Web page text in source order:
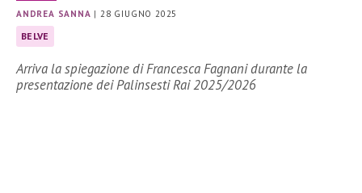
ANDREA SANNA |28 GIUGNO 2025
BELVE
Arriva la spiegazione di Francesca Fagnani durante la
presentazione dei Palinsesti Rai 2025/2026